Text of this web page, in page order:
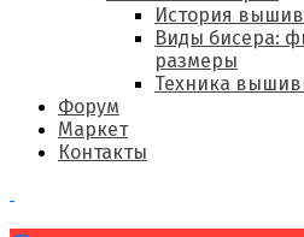
История
Виды бисера:
размеры
Техника
Форум
Маркет
Контакты